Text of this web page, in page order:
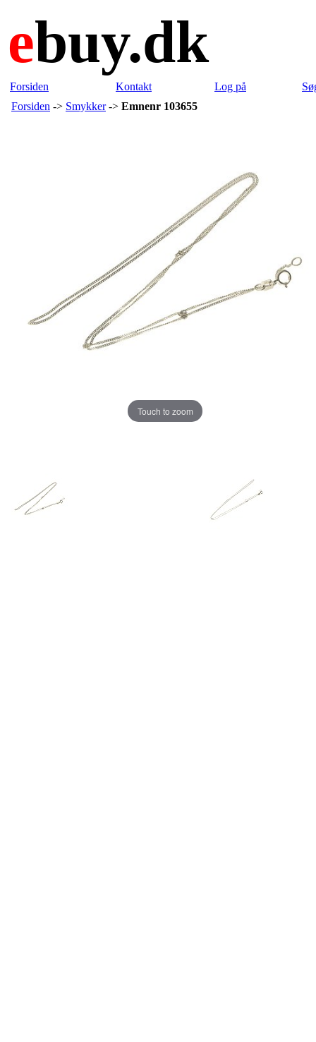
ebuy.dk
Forsiden Kontakt Log på
Forsiden -> Smykker-> Emnenr 103655
Touch to zoom